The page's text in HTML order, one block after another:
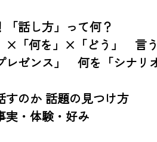
「話し方」って何？
「何を」×「どう」　言う
ゼンス」　何を「シナリ
すのか 話題の見つけ方
・体験・好み